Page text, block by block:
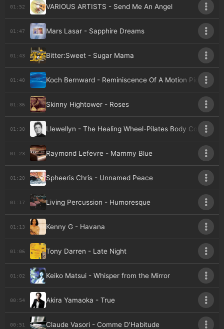
01:52 VARIOUS ARTISTS - Send Me An Angel
01:47 Mars Lasar - Sapphire Dreams
01:43 Bitter:Sweet - Sugar Mama
01:40 Koch Bernward - Reminiscence Of A Motion Picture
01:36 Skinny Hightower - Roses
01:30 Llewellyn - The Healing Wheel-Pilates Body Control
01:23 Raymond Lefevre - Mammy Blue
01:20 Spheeris Chris - Unnamed Peace
01:17 Living Percussion - Humoresque
01:13 Kenny G - Havana
01:06 Tony Darren - Late Night
01:02 Keiko Matsui - Whisper from the Mirror
00:54 Akira Yamaoka - True
00:51 Claude Vasori - Comme D'Habitude